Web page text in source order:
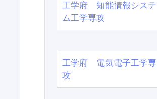
工学府 知能情報システ
ム工学専攻
工学府 電気電子工学専
攻